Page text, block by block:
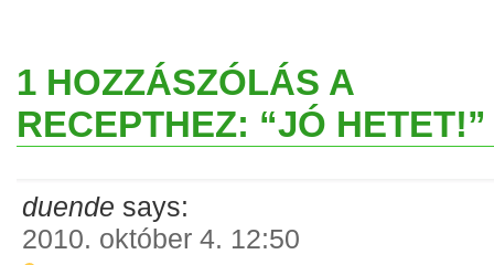
1 HOZZÁSZÓLÁS A
RECEPTHEZ: “JÓ HETET!”
duende says:
2010. október 4. 12:50